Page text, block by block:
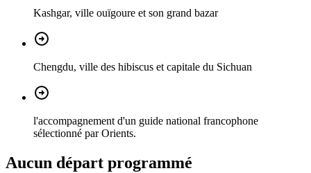
Kashgar, ville ouïgoure et son grand bazar
Chengdu, ville des hibiscus et capitale du Sichuan
l'accompagnement d'un guide national francophone
sélectionné par Orients.
Aucun départ programmé